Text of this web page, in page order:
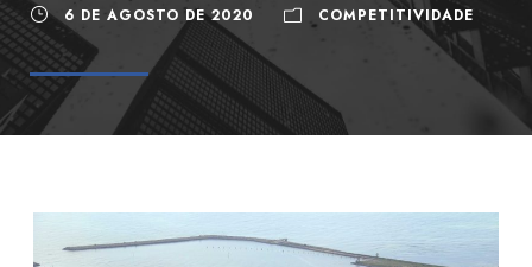
6 DE AGOSTO DE 2020 COMPETITIVIDADE